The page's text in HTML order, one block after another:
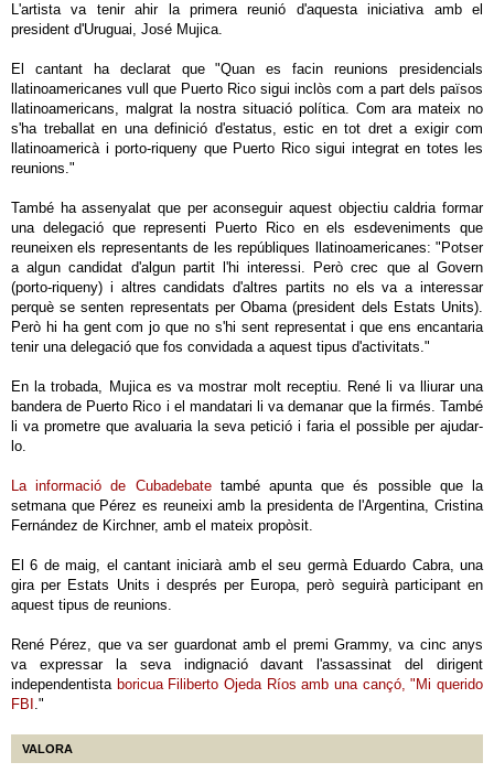
L'artista va tenir ahir la primera reunió d'aquesta iniciativa amb el
president d'Uruguai, José Mujica.
El cantant ha declarat que "Quan es facin reunions presidencials
llatinoamericanes vull que Puerto Rico sigui inclòs com a part dels països
llatinoamericans, malgrat la nostra situació política. Com ara mateix no
s'ha treballat en una definició d'estatus, estic en tot dret a exigir com
llatinoamericà i porto-riqueny que Puerto Rico sigui integrat en totes les
reunions."
També ha assenyalat que per aconseguir aquest objectiu caldria formar
una delegació que representi Puerto Rico en els esdeveniments que
reuneixen els representants de les repúbliques llatinoamericanes: "Potser
a algun candidat d'algun partit l'hi interessi. Però crec que al Govern
(porto-riqueny) i altres candidats d'altres partits no els va a interessar
perquè se senten representats per Obama (president dels Estats Units).
Però hi ha gent com jo que no s'hi sent representat i que ens encantaria
tenir una delegació que fos convidada a aquest tipus d'activitats."
En la trobada, Mujica es va mostrar molt receptiu. René li va lliurar una
bandera de Puerto Rico i el mandatari li va demanar que la firmés. També
li va prometre que avaluaria la seva petició i faria el possible per ajudar-
lo.
La informació de Cubadebate també apunta que és possible que la
setmana que Pérez es reuneixi amb la presidenta de l'Argentina, Cristina
Fernández de Kirchner, amb el mateix propòsit.
El 6 de maig, el cantant iniciarà amb el seu germà Eduardo Cabra, una
gira per Estats Units i després per Europa, però seguirà participant en
aquest tipus de reunions.
René Pérez, que va ser guardonat amb el premi Grammy, va cinc anys
va expressar la seva indignació davant l'assassinat del dirigent
independentista boricua Filiberto Ojeda Ríos amb una cançó, "Mi querido
FBI ."
VALORA